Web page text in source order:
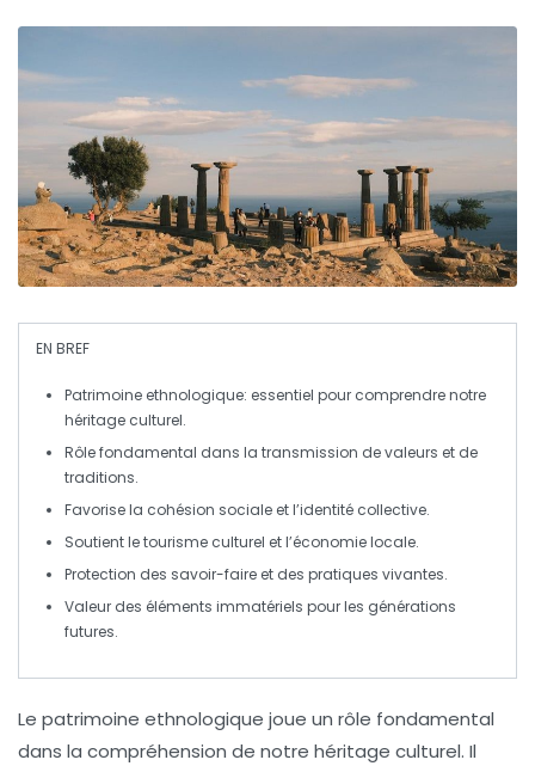
EN BREF
Patrimoine ethnologique: essentiel pour comprendre notre
héritage culturel.
Rôle fondamental dans la transmission de valeurs et de
traditions.
Favorise la cohésion sociale et l’identité collective.
Soutient letourisme culturel et l’économie locale.
Protection des savoir-faire et des pratiques vivantes.
Valeur des éléments immatériels pour les générations
futures.
Le patrimoine ethnologique joue un rôle fondamental
dans la compréhension de notre héritage culturel. Il